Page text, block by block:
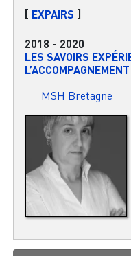
[ EXPAIRS ]
2018 - 2020
LES SAVOIRS
MSH Bretagne